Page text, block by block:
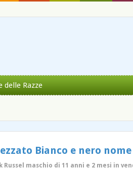
delle Razze
Bianco e nero
Russel maschio di 11 anni e 2 mesi in